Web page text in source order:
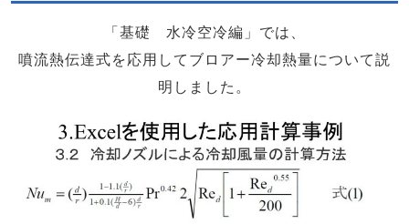
「基礎 水冷空冷編」では、
噴流熱伝達式を応用してブロアー冷却熱量について説
明しました。